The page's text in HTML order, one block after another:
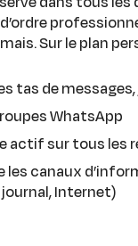
Sur le plan
tas de
WhatsApp
actif sur tous les
les canaux
Internet)